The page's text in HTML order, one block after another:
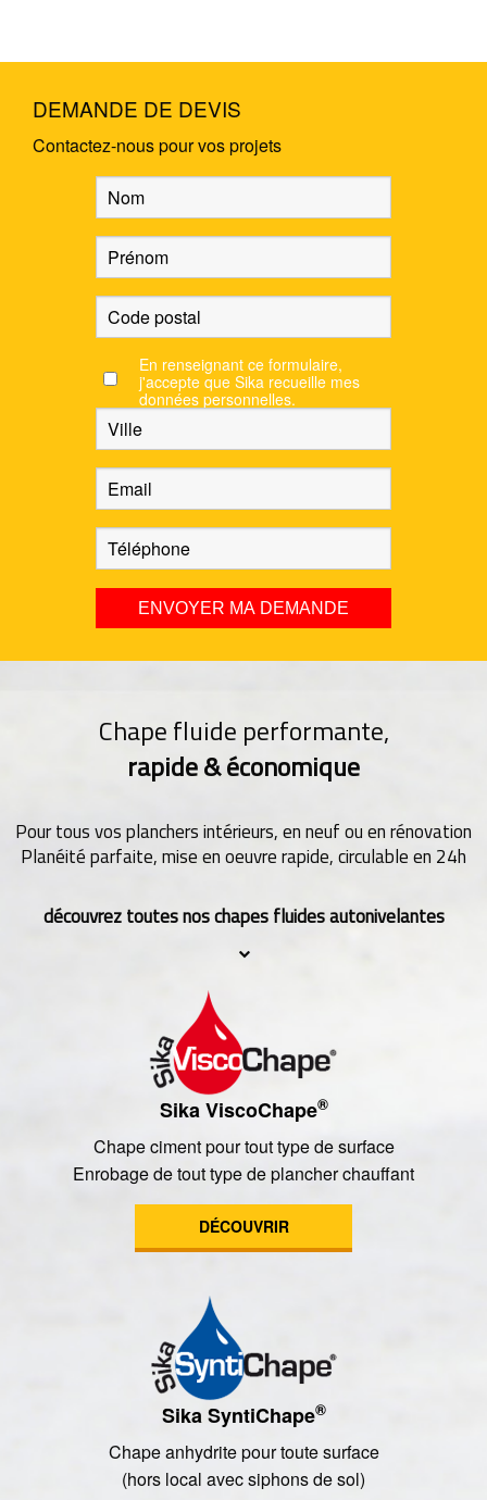
DEMANDE DE DEVIS
Contactez-nous pour vos projets
En renseignant ce formulaire,
j'accepte que Sika recueille mes
données personnelles.
Chape fluide performante,
rapide & économique
Pour tous vos planchers intérieurs, en neuf ou en rénovation
Planéité parfaite, mise en oeuvre rapide, circulable en 24h
découvrez toutes nos chapes fluides autonivelantes
Sika ViscoChape®
Chape ciment pour tout type de surface
Enrobage de tout type de plancher chauffant
DÉCOUVRIR
Sika SyntiChape®
Chape anhydrite pour toute surface
(hors local avec siphons de sol)